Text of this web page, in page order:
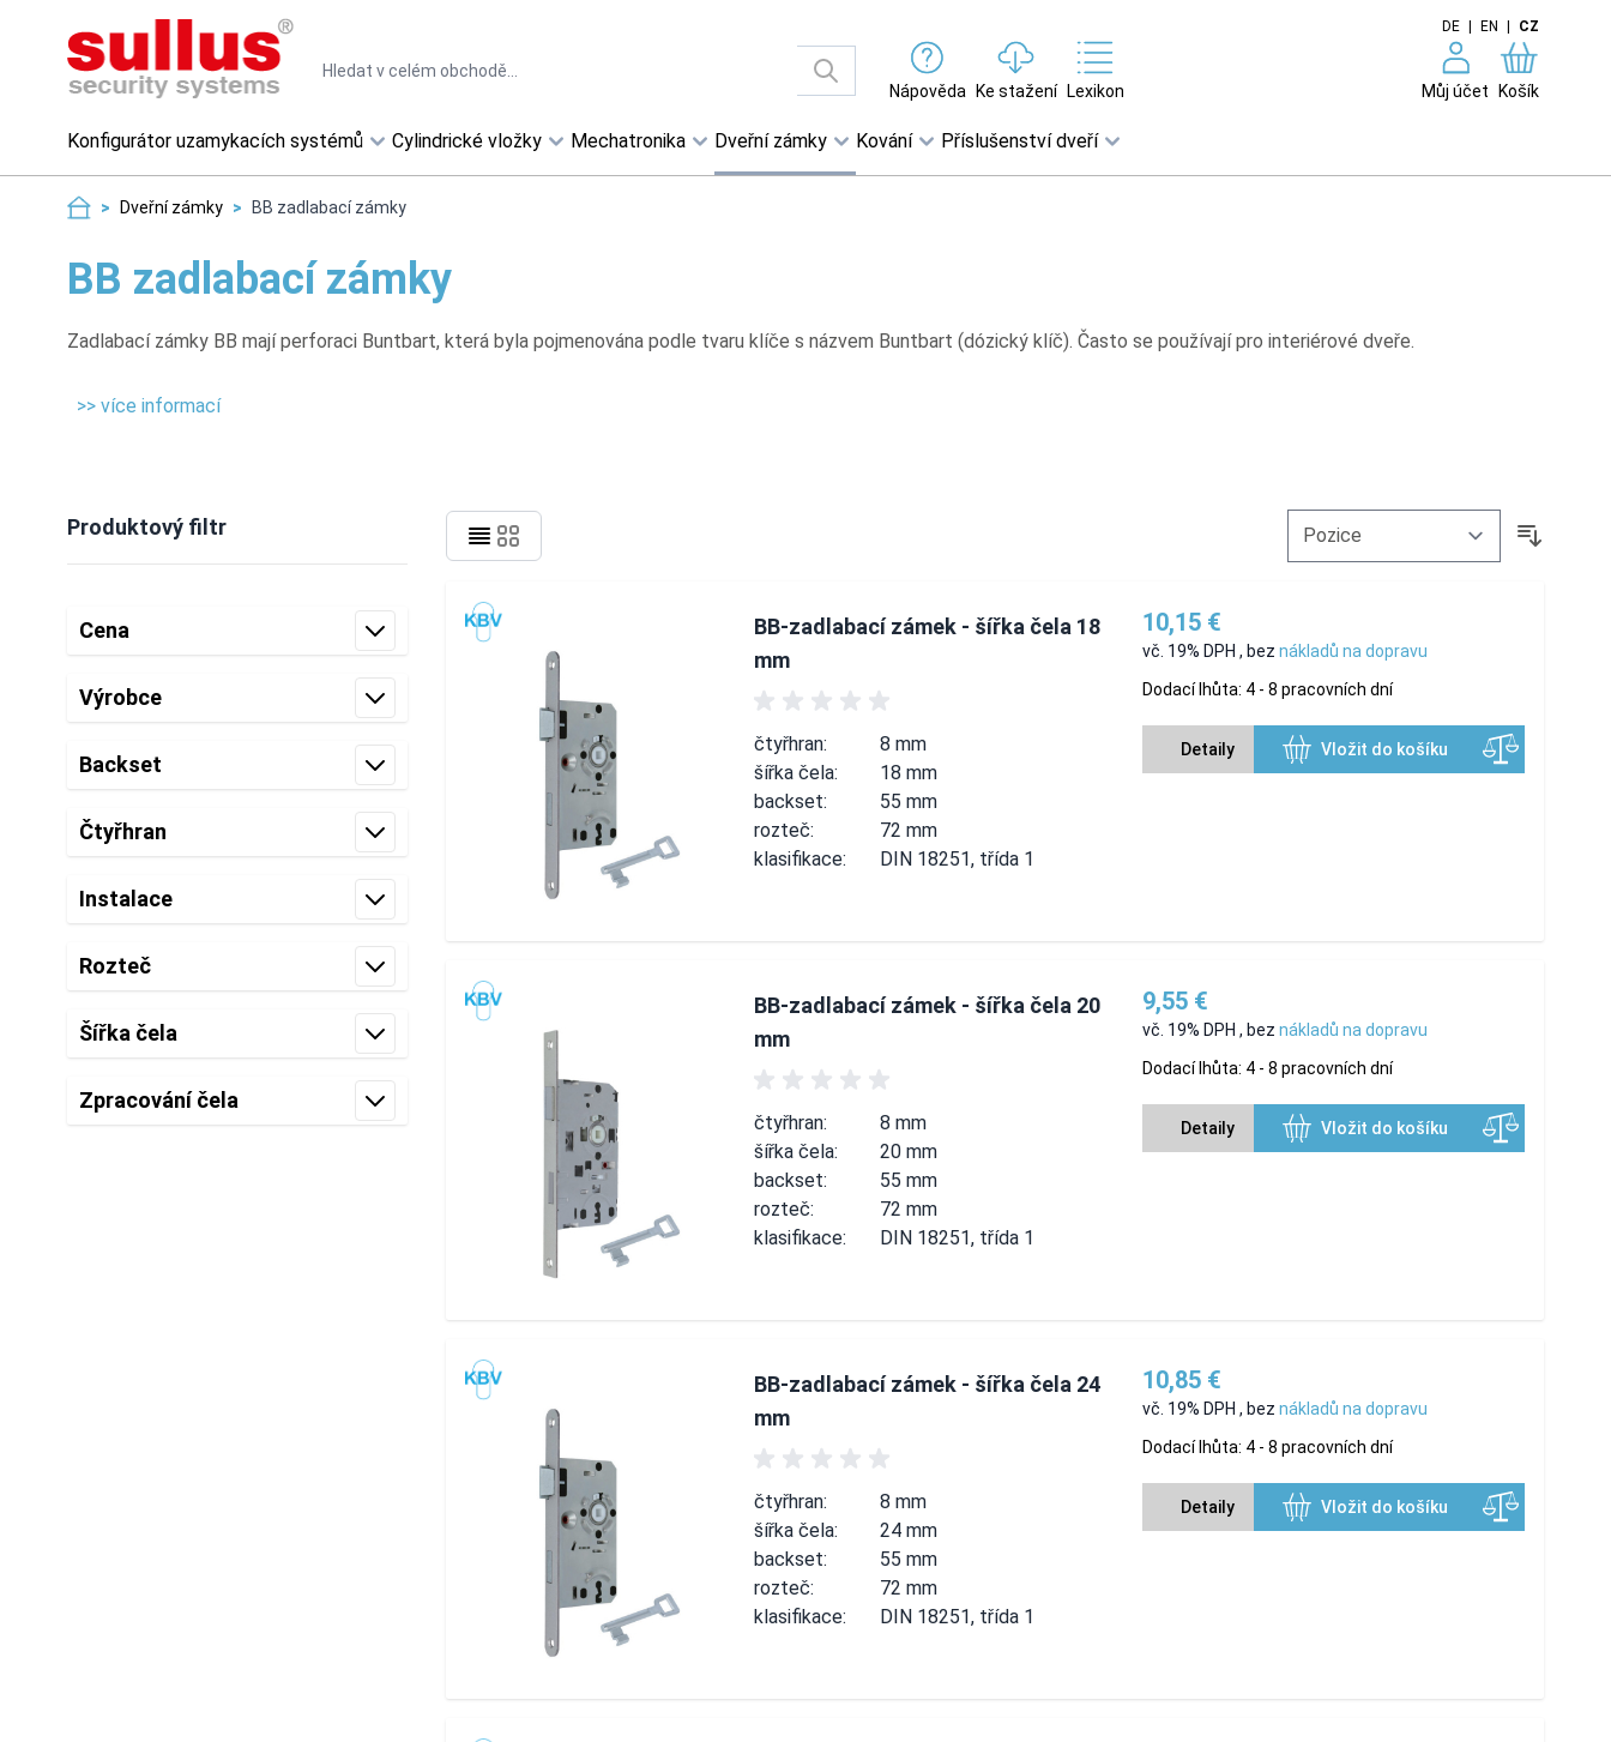
DE EN CZ
Nápověda
Ke stažení Lexikon Můj účet Košík
Konfigurátor uzamykacích systémů Cylindrické vložky Mechatronika Dveřní zámky Kování Příslušenství dveří
> Dveřní zámky > BB zadlabací zámky
BB zadlabací zámky
Zadlabací zámky BB mají perforaci Buntbart, která byla pojmenována podle tvaru klíče s názvem Buntbart (dózický klíč). Často se používají pro interiérové dveře.
>> více informací
Produktový filtr
Cena
Výrobce
Backset
Čtyřhran
Instalace
Rozteč
Šířka čela
Zpracování čela
BB-zadlabací zámek - šířka čela 18
mm
čtyřhran:
8 mm
šířka čela:
18 mm
backset:
55 mm
rozteč:
72 mm
klasifikace:
DIN 18251, třída 1
10,15 €
vč. 19% DPH , bez nákladů na dopravu
Dodací lhůta: 4 - 8 pracovních dní
Detaily Vložit do košíku
BB-zadlabací zámek - šířka čela 20
mm
čtyřhran:
8 mm
šířka čela:
20 mm
backset:
55 mm
rozteč:
72 mm
klasifikace:
DIN 18251, třída 1
9,55 €
vč. 19% DPH , bez nákladů na dopravu
Dodací lhůta: 4 - 8 pracovních dní
Detaily Vložit do košíku
BB-zadlabací zámek - šířka čela 24
mm
čtyřhran:
8 mm
šířka čela:
24 mm
backset:
55 mm
rozteč:
72 mm
klasifikace:
DIN 18251, třída 1
10,85 €
vč. 19% DPH , bez nákladů na dopravu
Dodací lhůta: 4 - 8 pracovních dní
Detaily Vložit do košíku